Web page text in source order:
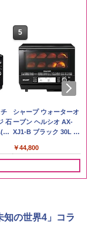
5kg
5
【在庫処分価格】もも
たろう印 無洗米 5kg
業務用 お米マイスター
￥2,680
大
5
サントリー シングルモ
ルト ウイスキー 白州
Story of the Distillery
￥20,000
プ
ー
く
5
国分 tabete だし麺 千
葉県産はまぐりだし 塩
らーめん 108g×10袋 保
￥2,323
石
ン
5
シャープ ウォーターオ
ーブン ヘルシオ AX-
XJ1-B ブラック 30L 2
トースト機能
￥44,800
知の世界4」コラ